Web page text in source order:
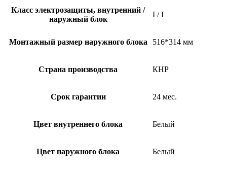
Класс электрозащиты, внутренний /
наружный блок
I / I
Монтажный размер наружного блока 516*314 мм
Страна производства КНР
Срок гарантии 24 мес.
Цвет внутреннего блока Белый
Цвет наружного блока Белый